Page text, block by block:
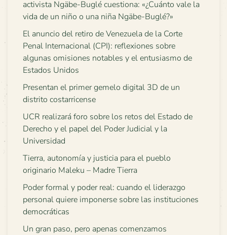
activista Ngäbe-Buglé cuestiona: «¿Cuánto vale la
vida de un niño o una niña Ngäbe-Buglé?»
El anuncio del retiro de Venezuela de la Corte
Penal Internacional (CPI): reflexiones sobre
algunas omisiones notables y el entusiasmo de
Estados Unidos
Presentan el primer gemelo digital 3D de un
distrito costarricense
UCR realizará foro sobre los retos del Estado de
Derecho y el papel del Poder Judicial y la
Universidad
Tierra, autonomía y justicia para el pueblo
originario Maleku – Madre Tierra
Poder formal y poder real: cuando el liderazgo
personal quiere imponerse sobre las instituciones
democráticas
Un gran paso, pero apenas comenzamos